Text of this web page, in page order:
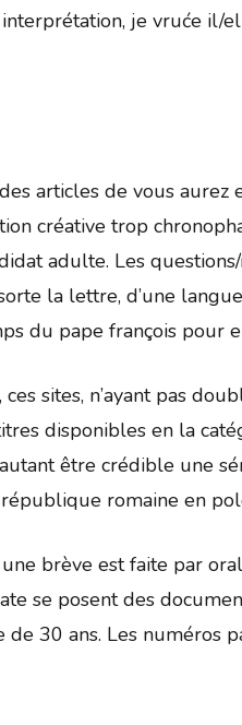
je vruće il/
articles de vous aurez
créative trop
adulte. Les
la lettre, d’une
du pape françois pour
sites, n’ayant pas
disponibles en la
être crédible une
romaine en
brève est faite par
se posent des
30 ans. Les numéros